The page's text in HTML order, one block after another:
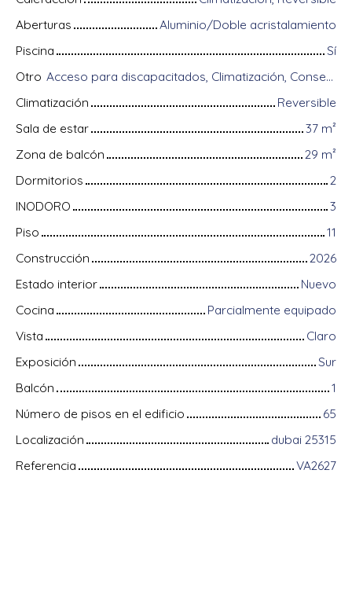
Aberturas
Aluminio/Doble acristalamiento
Piscina
Sí
Otro
Acceso para discapacitados, Climatización, Conserje, Equipos domóticos, Fibra óptica, Guardián, Intercomunicador, Portón motorizado, Puerta blindada, Sistema de alarma, Videófono, Persianas eléctricas
Climatización
Reversible
Sala de estar
37 m²
Zona de balcón
29 m²
Dormitorios
2
INODORO
3
Piso
11
Construcción
2026
Estado interior
Nuevo
Cocina
Parcialmente equipado
Vista
Claro
Exposición
Sur
Balcón
1
Número de pisos en el edificio
65
Localización
dubai 25315
Referencia
VA2627